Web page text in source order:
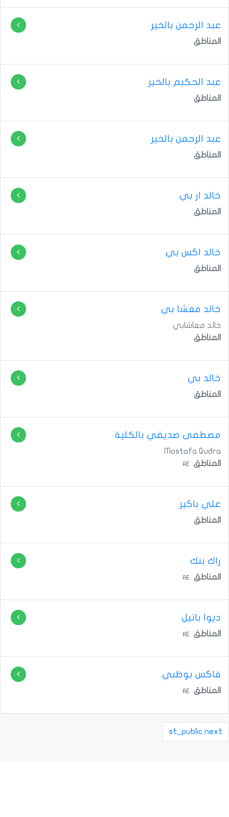
عبد الرحمن بالخير
المناطق
عبد الحكيم بالخير
المناطق
عبد الرحمن بالخير
المناطق
خالد ار بي
المناطق
خالد اكس بي
المناطق
خالد معشا بي
خالد معاشابي
المناطق
خالد بي
المناطق
مصطفى صديقي بالكلية
Mostafa Qudra
المناطق AE
علي باكير
المناطق
راك بنك
المناطق AE
ديوا باتيل
المناطق AE
فاكس بوظبي
المناطق AE
st_public.next